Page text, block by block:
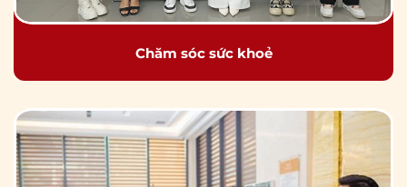
Chăm sóc sức khoẻ